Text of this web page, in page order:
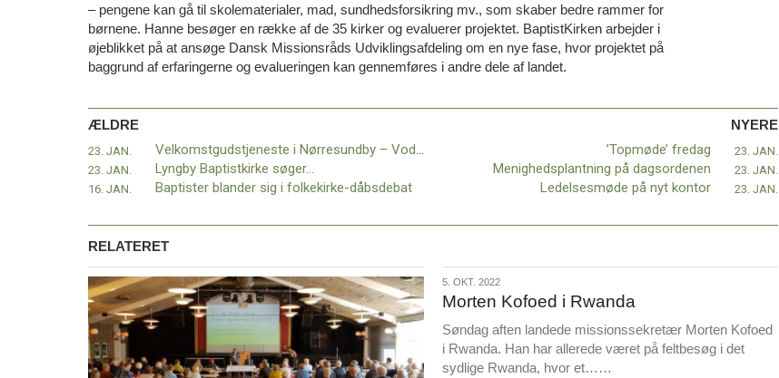
– pengene kan gå til skolematerialer, mad, sundhedsforsikring mv., som skaber bedre rammer for
børnene. Hanne besøger en række af de 35 kirker og evaluerer projektet. BaptistKirken arbejder i
øjeblikket på at ansøge Dansk Missionsråds Udviklingsafdeling om en nye fase, hvor projektet på
baggrund af erfaringerne og evalueringen kan gennemføres i andre dele af landet.
ÆLDRE
23. JAN. Velkomstgudstjeneste i Nørresundby – Vodskov
23. JAN. Lyngby Baptistkirke søger…
16. JAN. Baptister blander sig i folkekirke-dåbsdebat
NYERE
’Topmøde’ fredag 23. JAN.
Menighedsplantning på dagsordenen 23. JAN.
Ledelsesmøde på nyt kontor 23. JAN.
RELATERET
5.
okt.
2022
5. OKT. 2022
Morten Kofoed i Rwanda
Søndag aften landede missionssekretær Morten Kofoed
i Rwanda. Han har allerede været på feltbesøg i det
sydlige Rwanda, hvor et……